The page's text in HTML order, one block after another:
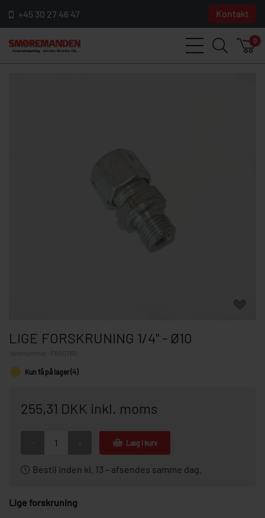
+45 30 27 46 47 Kontakt
0
LIGE FORSKRUNING 1/4" - Ø10
Kun få på lager (4)
255,31 DKK inkl. moms
Læg i kurv
Bestil inden kl. 13 – afsendes samme dag.
Lige forskruning